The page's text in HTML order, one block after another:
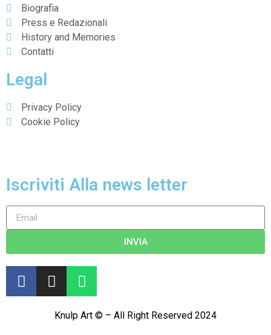
Biografia
Press e Redazionali
History and Memories
Contatti
Legal
Privacy Policy
Cookie Policy
Iscriviti Alla news letter
INVIA
Knulp Art © – All Right Reserved 2024